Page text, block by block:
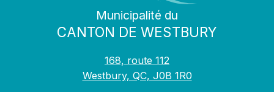
Municipalité du
CANTON DE WESTBURY
168, route 112
Westbury, QC, J0B 1R0